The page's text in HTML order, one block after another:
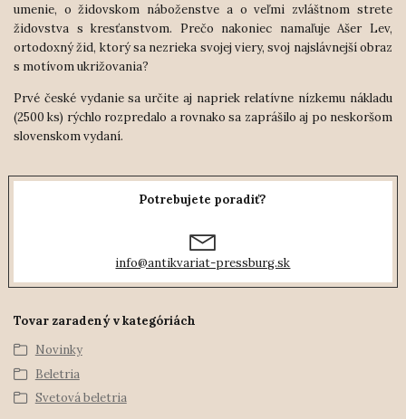
umenie, o židovskom náboženstve a o veľmi zvláštnom strete
židovstva s kresťanstvom. Prečo nakoniec namaľuje Ašer Lev,
ortodoxný žid, ktorý sa nezrieka svojej viery, svoj najslávnejší obraz
s motívom ukrižovania?
Prvé české vydanie sa určite aj napriek relatívne nízkemu nákladu
(2500 ks) rýchlo rozpredalo a rovnako sa zaprášilo aj po neskoršom
slovenskom vydaní.
Potrebujete poradiť?
info@antikvariat-pressburg.sk
Tovar zaradený v kategóriách
Novinky
Beletria
Svetová beletria